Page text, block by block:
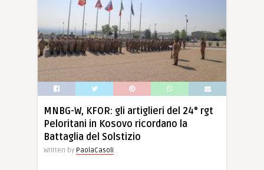
MNBG-W, KFOR: gli artiglieri del 24° rgt
Peloritani in Kosovo ricordano la
Battaglia del Solstizio
Written by PaolaCasoli